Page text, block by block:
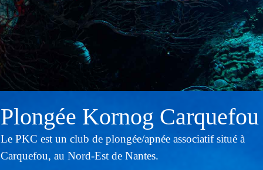
Plongée Kornog Carquefou
Le PKC est un club de plongée/apnée associatif situé à
Carquefou, au Nord-Est de Nantes.